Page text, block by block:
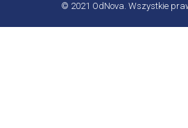
© 2021 OdNova. Wszystkie